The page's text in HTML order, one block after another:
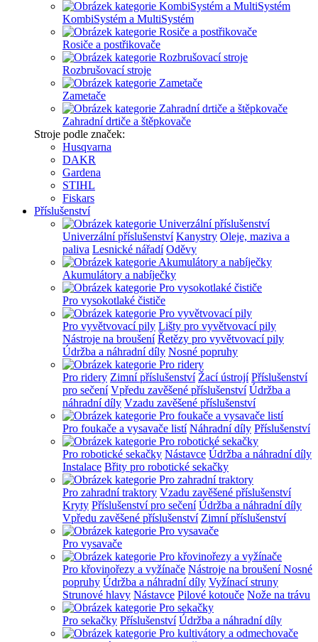
KombiSystém a MultiSystém
Rosiče a postřikovače
Rozbrušovací stroje
Zametače
Zahradní drtiče a štěpkovače
Stroje podle značek:
Husqvarna
DAKR
Gardena
STIHL
Fiskars
Příslušenství
Univerzální příslušenství Kanystry Oleje, maziva a
paliva Lesnické nářadí Oděvy
Akumulátory a nabíječky
Pro vysokotlaké čističe
Pro vyvětvovací pily Lišty pro vyvětvovací pily
Nástroje na broušení Řetězy pro vyvětvovací pily
Údržba a náhradní díly Nosné popruhy
Pro ridery Zimní příslušenství Žací ústrojí Příslušenství
pro sečení Vpředu zavěšené příslušenství Údržba a
náhradní díly Vzadu zavěšené příslušenství
Pro foukače a vysavače listí Náhradní díly Příslušenství
Pro robotické sekačky Nástavce Údržba a náhradní díly
Instalace Břity pro robotické sekačky
Pro zahradní traktory Vzadu zavěšené příslušenství
Kryty Příslušenství pro sečení Údržba a náhradní díly
Vpředu zavěšené příslušenství Zimní příslušenství
Pro vysavače
Pro křovinořezy a vyžínače Nástroje na broušeníNosné
popruhy Údržba a náhradní díly Vyžínací struny
Strunové hlavy Nástavce Pilové kotouče Nože na trávu
Pro sekačky Příslušenství Údržba a náhradní díly